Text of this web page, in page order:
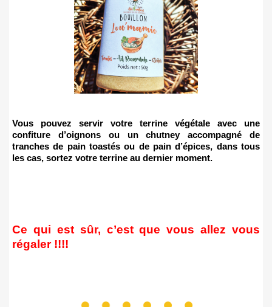
Vous pouvez servir votre terrine végétale avec une
confiture d’oignons ou un chutney accompagné de
tranches de pain toastés ou de pain d’épices, dans tous
les cas, sortez votre terrine au dernier moment.
Ce qui est sûr, c’est que vous allez vous
régaler !!!!